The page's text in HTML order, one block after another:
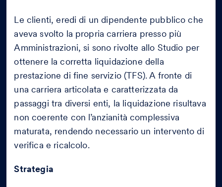
Le clienti, eredi di un dipendente pubblico che
aveva svolto la propria carriera presso più
Amministrazioni, si sono rivolte allo Studio per
ottenere la corretta liquidazione della
prestazione di fine servizio (TFS). A fronte di
una carriera articolata e caratterizzata da
passaggi tra diversi enti, la liquidazione risultava
non coerente con l’anzianità complessiva
maturata, rendendo necessario un intervento di
verifica e ricalcolo.
Strategia